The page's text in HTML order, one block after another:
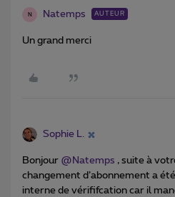
N Natemps AUTEUR
Un grand merci
Sophie L.
Bonjour @Natemps , suite à
changement d’abonnement a
interne de vérififcation car il